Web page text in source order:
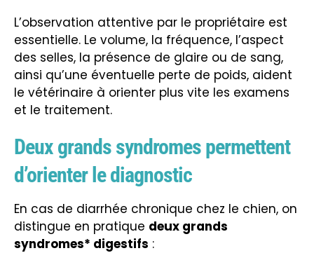
L’observation attentive par le propriétaire est
essentielle. Le volume, la fréquence, l’aspect
des selles, la présence de glaire ou de sang,
ainsi qu’une éventuelle perte de poids, aident
le vétérinaire à orienter plus vite les examens
et le traitement.
Deux grands syndromes permettent
d’orienter le diagnostic
En cas de diarrhée chronique chez le chien, on
distingue en pratique deux grands
syndromes* digestifs :